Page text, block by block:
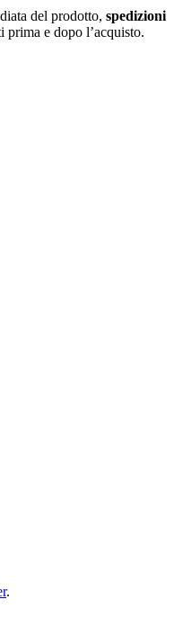
del prodotto, spedizioni
prima e dopo l’acquisto.
.